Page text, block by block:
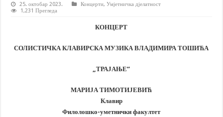
25. октобар 2023. Концерти,Умјетничка дјелатност
1,231 Прегледа
КОНЦЕРТ
СОЛИСТИЧКА КЛАВИРСКА МУЗИКА ВЛАДИМИРА ТОШИЋА
„ТРАЈАЊЕ“
МАРИЈА ТИМОТИЈЕВИЋ
Клавир
Филолошко-уметнички факултет